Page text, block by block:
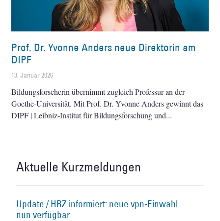
Prof. Dr. Yvonne Anders neue Direktorin am
DIPF
13. Januar 2026
Bildungsforscherin übernimmt zugleich Professur an der
Goethe-Universität. Mit Prof. Dr. Yvonne Anders gewinnt das
DIPF | Leibniz-Institut für Bildungsforschung und
Aktuelle Kurzmeldungen
Update / HRZ informiert: neue vpn-Einwahl
nun verfügbar